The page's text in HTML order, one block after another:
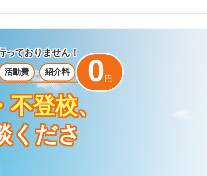
っておりません！
活動費 紹介料 0 円
不登校、
くださ